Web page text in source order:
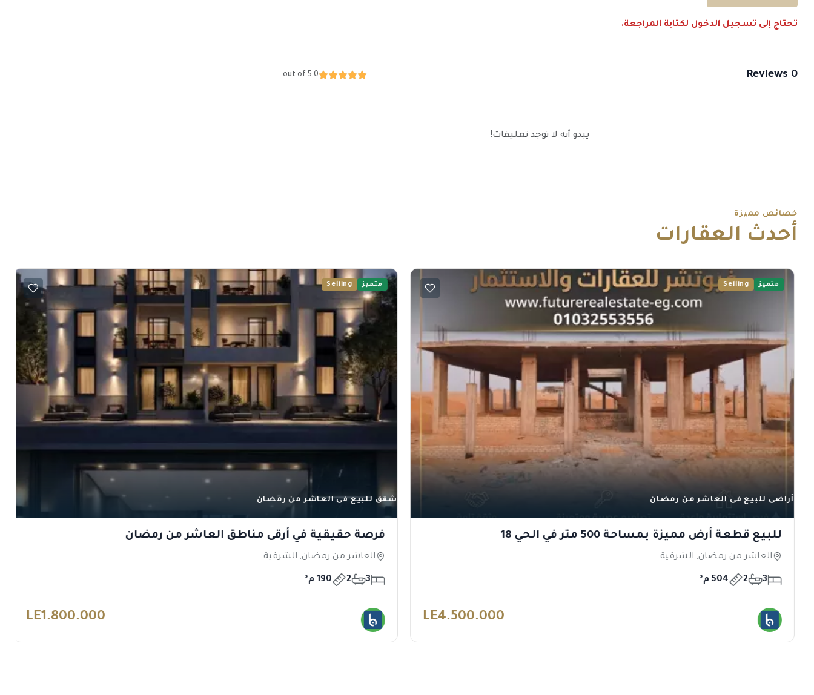
تحتاج إلى تسجيل الدخول لكتابة المراجعة.
0 Reviews
0 out of 5
يبدو أنه لا توجد تعليقات!
خصائص مميزة
أحدث العقارات
متميز Selling
أراضى للبيع فى العاشر من رمضان
للبيع قطعة أرض مميزة بمساحة 500 متر في الحي 18
العاشر من رمضان, الشرقية
3
2 504 م²
LE4.500.000
متميز Selling
شقق للبيع فى العاشر من رمضان
فرصة حقيقية في أرقى مناطق العاشر من رمضان
العاشر من رمضان, الشرقية
3
2 190 م²
LE1.800.000